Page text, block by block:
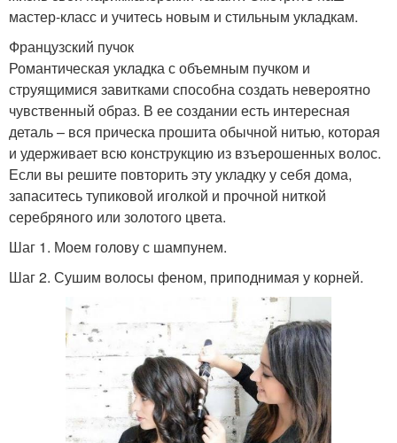
мастер-класс и учитесь новым и стильным укладкам.
Французский пучок
Романтическая укладка с объемным пучком и
струящимися завитками способна создать невероятно
чувственный образ. В ее создании есть интересная
деталь – вся прическа прошита обычной нитью, которая
и удерживает всю конструкцию из взъерошенных волос.
Если вы решите повторить эту укладку у себя дома,
запаситесь тупиковой иголкой и прочной ниткой
серебряного или золотого цвета.
Шаг 1. Моем голову с шампунем.
Шаг 2. Сушим волосы феном, приподнимая у корней.